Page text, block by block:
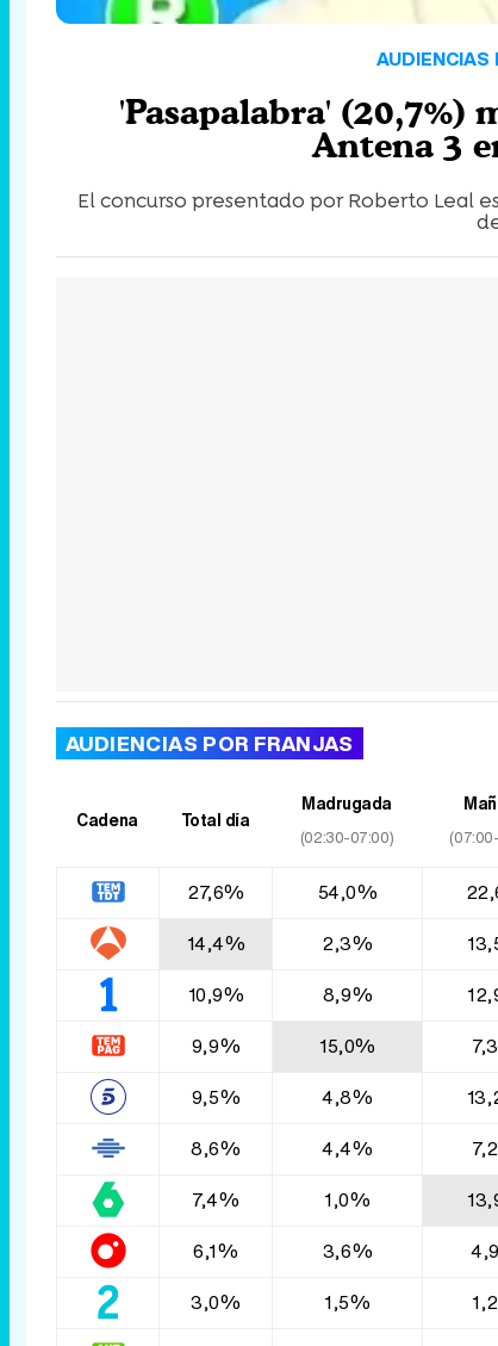
AUDIENCIAS
'Pasapalabra' (20,7%)
Antena 3
El concurso presentado por Roberto Leal
AUDIENCIAS POR FRANJAS
Cadena Total día
Madrugada
(02:30-07:00)
27,6% 54,0%
14,4%
2,3%
10,9%
8,9%
9,9%
15,0%
9,5%
4,8%
8,6%
4,4%
7,4%
1,0%
6,1%
3,6%
3,0%
1,5%